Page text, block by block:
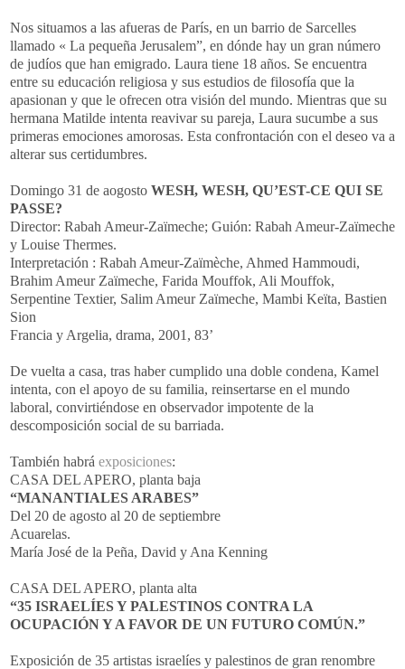
Nos situamos a las afueras de París, en un barrio de Sarcelles
llamado « La pequeña Jerusalem”, en dónde hay un gran número
de judíos que han emigrado. Laura tiene 18 años. Se encuentra
entre su educación religiosa y sus estudios de filosofía que la
apasionan y que le ofrecen otra visión del mundo. Mientras que su
hermana Matilde intenta reavivar su pareja, Laura sucumbe a sus
primeras emociones amorosas. Esta confrontación con el deseo va a
alterar sus certidumbres.
Domingo 31 de aogosto WESH, WESH, QU’EST-CE QUI SE
PASSE?
Director: Rabah Ameur-Zaïmeche; Guión: Rabah Ameur-Zaïmeche
y Louise Thermes.
Interpretación : Rabah Ameur-Zaïmèche, Ahmed Hammoudi,
Brahim Ameur Zaïmeche, Farida Mouffok, Ali Mouffok,
Serpentine Textier, Salim Ameur Zaïmeche, Mambi Keïta, Bastien
Sion
Francia y Argelia, drama, 2001, 83’
De vuelta a casa, tras haber cumplido una doble condena, Kamel
intenta, con el apoyo de su familia, reinsertarse en el mundo
laboral, convirtiéndose en observador impotente de la
descomposición social de su barriada.
También habrá exposiciones:
CASA DEL APERO, planta baja
“MANANTIALES ARABES”
Del 20 de agosto al 20 de septiembre
Acuarelas.
María José de la Peña, David y Ana Kenning
CASA DEL APERO, planta alta
“35 ISRAELÍES Y PALESTINOS CONTRA LA
OCUPACIÓN Y A FAVOR DE UN FUTURO COMÚN.”
Exposición de 35 artistas israelíes y palestinos de gran renombre